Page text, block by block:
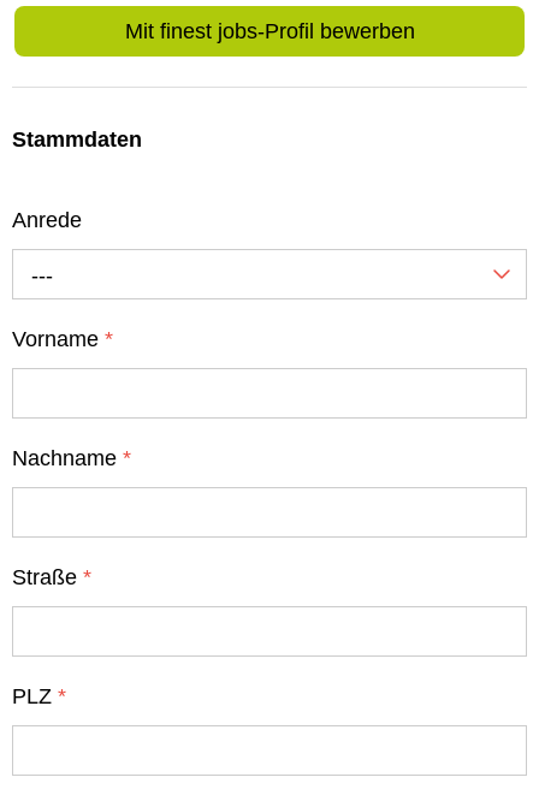
Mit finest jobs-Profil bewerben
Stammdaten
Anrede
---
Vorname *
Nachname *
Straße *
PLZ *